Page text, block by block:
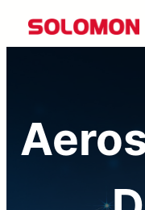
Vai
al